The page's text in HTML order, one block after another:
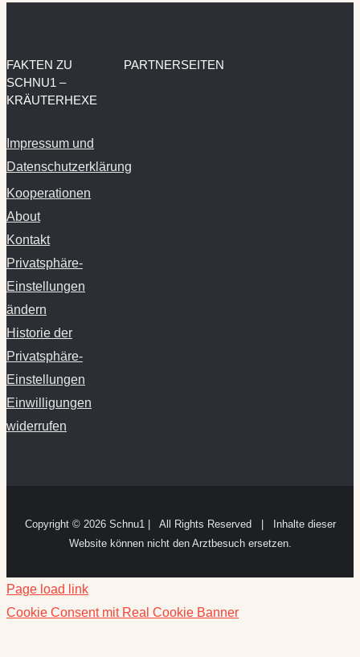
FAKTEN ZU
SCHNU1 –
KRÄUTERHEXE
Impressum und
Datenschutzerklärung
Kooperationen
About
Kontakt
Privatsphäre-
Einstellungen
ändern
Historie der
Privatsphäre-
Einstellungen
Einwilligungen
widerrufen
PARTNERSEITEN
Copyright © 2026 Schnu1 | All Rights Reserved | Inhalte dieser
Website können nicht den Arztbesuch ersetzen.
Page load link
Cookie Consent mit Real Cookie Banner